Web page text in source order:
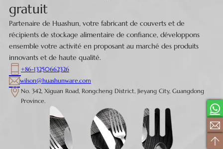
gratuit
Partenaire de Huashun, votre fabricant de couverts et de
récipients de stockage alimentaire de confiance, développons
ensemble votre activité en proposant au marché des produits
innovants et de haute qualité.
+86-13250662326
wilson@huashunware.com
No. 342, Xiguan Road, Rongcheng District, Jieyang City, Guangdong
Province.